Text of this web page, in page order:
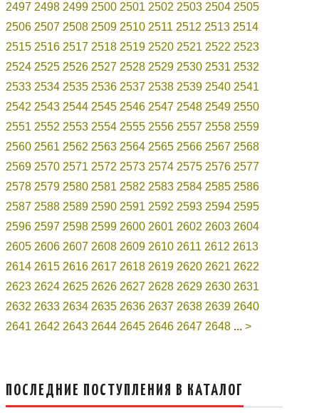
2497 2498 2499 2500 2501 2502 2503 2504 2505
2506 2507 2508 2509 2510 2511 2512 2513 2514
2515 2516 2517 2518 2519 2520 2521 2522 2523
2524 2525 2526 2527 2528 2529 2530 2531 2532
2533 2534 2535 2536 2537 2538 2539 2540 2541
2542 2543 2544 2545 2546 2547 2548 2549 2550
2551 2552 2553 2554 2555 2556 2557 2558 2559
2560 2561 2562 2563 2564 2565 2566 2567 2568
2569 2570 2571 2572 2573 2574 2575 2576 2577
2578 2579 2580 2581 2582 2583 2584 2585 2586
2587 2588 2589 2590 2591 2592 2593 2594 2595
2596 2597 2598 2599 2600 2601 2602 2603 2604
2605 2606 2607 2608 2609 2610 2611 2612 2613
2614 2615 2616 2617 2618 2619 2620 2621 2622
2623 2624 2625 2626 2627 2628 2629 2630 2631
2632 2633 2634 2635 2636 2637 2638 2639 2640
2641 2642 2643 2644 2645 2646 2647 2648 ... >
ПОСЛЕДНИЕ ПОСТУПЛЕНИЯ В КАТАЛОГ